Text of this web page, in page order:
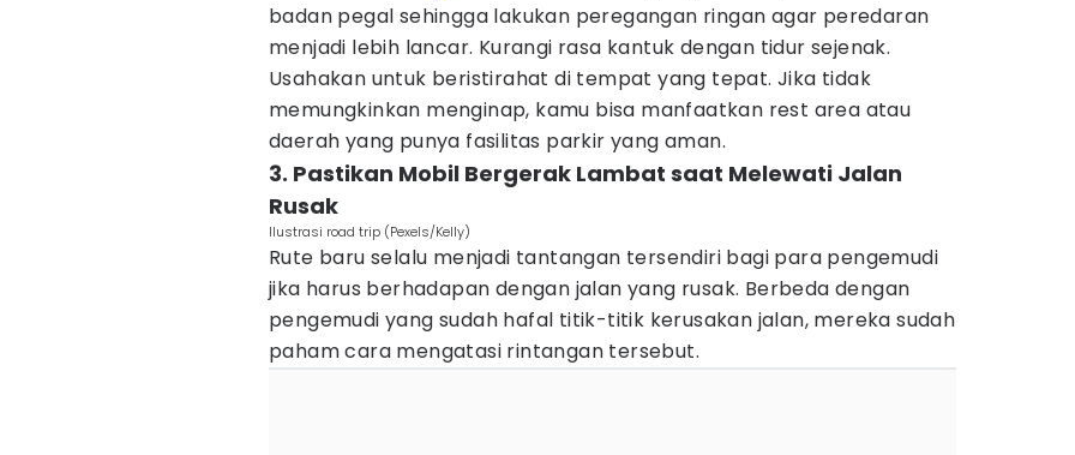
badan pegal sehingga lakukan peregangan ringan agar peredaran
menjadi lebih lancar. Kurangi rasa kantuk dengan tidur sejenak.
Usahakan untuk beristirahat di tempat yang tepat. Jika tidak
memungkinkan menginap, kamu bisa manfaatkan rest area atau
daerah yang punya fasilitas parkir yang aman.
3. Pastikan Mobil Bergerak Lambat saat Melewati Jalan
Rusak
Ilustrasi road trip (Pexels/Kelly)
Rute baru selalu menjadi tantangan tersendiri bagi para pengemudi
jika harus berhadapan dengan jalan yang rusak. Berbeda dengan
pengemudi yang sudah hafal titik-titik kerusakan jalan, mereka sudah
paham cara mengatasi rintangan tersebut.